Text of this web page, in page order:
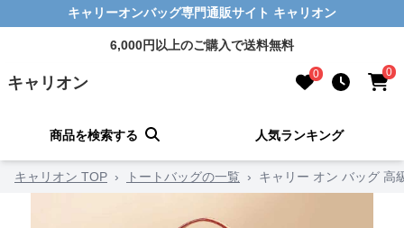
キャリーオンバッグ専門通販サイト キャリオン
6,000円以上のご購入で送料無料
キャリオン 0 0
商品を検索する 人気ランキング
キャリオン TOP › トートバッグの一覧 › キャリー オン バッグ 高